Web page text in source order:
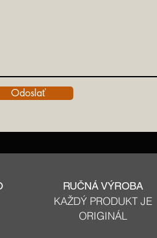
Odoslať
RUČNÁ VÝROBA
KAŽDÝ PRODUKT JE
ORIGINÁL